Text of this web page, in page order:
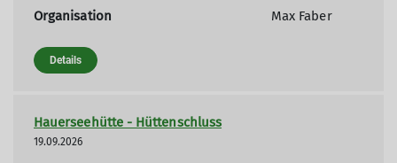
Organisation Max Faber
Details
Hauerseehütte - Hüttenschluss
19.09.2026